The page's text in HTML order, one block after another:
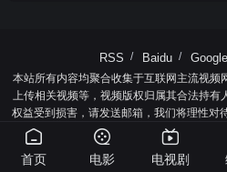
RSS Baidu Google
本站所有内容均聚合收集于互联网主流视频
上传相关视频等，视频版权归属其合法持有
权益受到损害，请发送邮箱，我们将理性对
首页 电影 电视剧